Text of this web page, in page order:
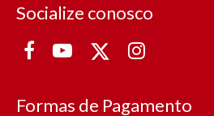
Socialize conosco
Formas de Pagamento